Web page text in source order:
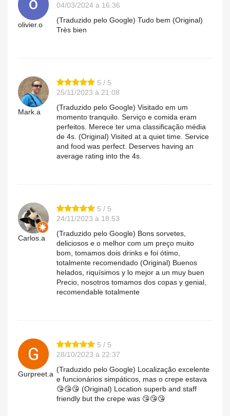
olivier.o
04/03/2024 à 16:36
(Traduzido pelo Google) Tudo bem (Original)
Très bien
Mark.a
5 / 5
25/11/2023 à 21:08
(Traduzido pelo Google) Visitado em um
momento tranquilo. Serviço e comida eram
perfeitos. Merece ter uma classificação média
de 4s. (Original) Visited at a quiet time. Service
and food was perfect. Deserves having an
average rating into the 4s.
Carlos.a
5 / 5
24/11/2023 à 18:53
(Traduzido pelo Google) Bons sorvetes,
deliciosos e o melhor com um preço muito
bom, tomamos dois drinks e foi ótimo,
totalmente recomendado (Original) Buenos
helados, riquísimos y lo mejor a un muy buen
Precio, nosotros tomamos dos copas y genial,
recomendable totalmente
Gurpreet.a
5 / 5
28/10/2023 à 22:37
(Traduzido pelo Google) Localização excelente
e funcionários simpáticos, mas o crepe estava
😘😘😘 (Original) Location superb and staff
friendly but the crepe was 😘😘😘